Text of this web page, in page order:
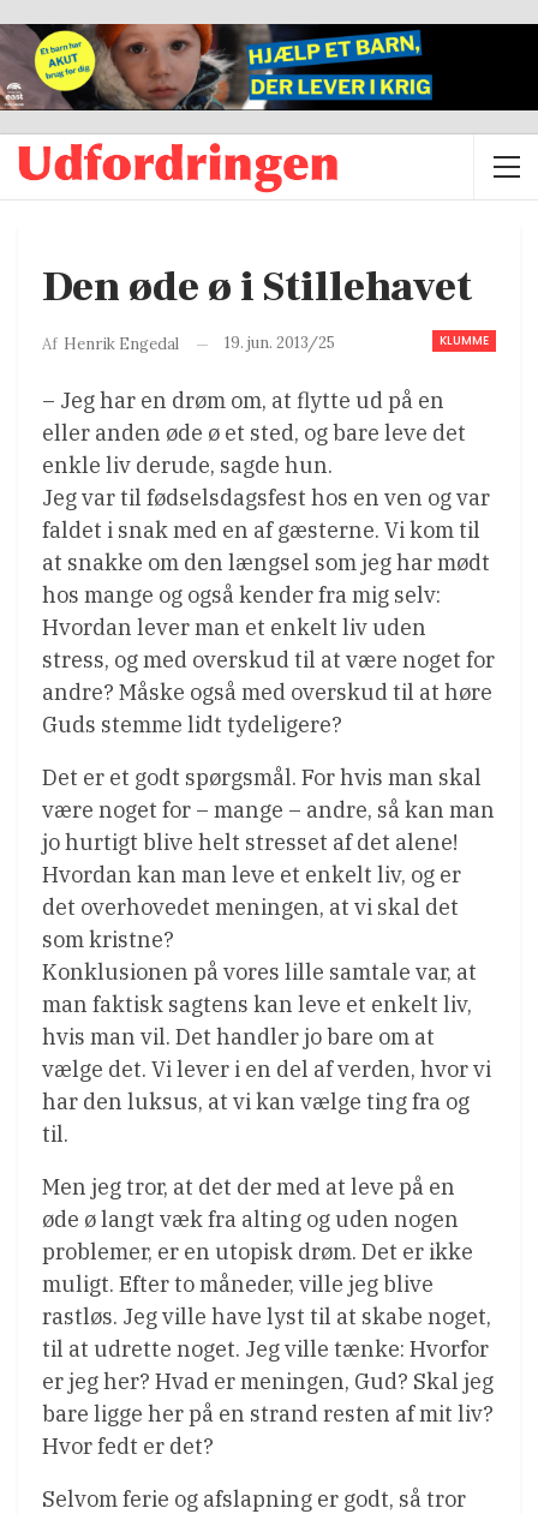
Den øde ø i Stillehavet
KLUMME
Af Henrik Engedal 19. jun. 2013/25
– Jeg har en drøm om, at flytte ud på en
eller anden øde ø et sted, og bare leve det
enkle liv derude, sagde hun.
Jeg var til fødselsdagsfest hos en ven og var
faldet i snak med en af gæsterne. Vi kom til
at snakke om den længsel som jeg har mødt
hos mange og også kender fra mig selv:
Hvordan lever man et enkelt liv uden
stress, og med overskud til at være noget for
andre? Måske også med overskud til at høre
Guds stemme lidt tydeligere?
Det er et godt spørgsmål. For hvis man skal
være noget for – mange – andre, så kan man
jo hurtigt blive helt stresset af det alene!
Hvordan kan man leve et enkelt liv, og er
det overhovedet meningen, at vi skal det
som kristne?
Konklusionen på vores lille samtale var, at
man faktisk sagtens kan leve et enkelt liv,
hvis man vil. Det handler jo bare om at
vælge det. Vi lever i en del af verden, hvor vi
har den luksus, at vi kan vælge ting fra og
til.
Men jeg tror, at det der med at leve på en
øde ø langt væk fra alting og uden nogen
problemer, er en utopisk drøm. Det er ikke
muligt. Efter to måneder, ville jeg blive
rastløs. Jeg ville have lyst til at skabe noget,
til at udrette noget. Jeg ville tænke: Hvorfor
er jeg her? Hvad er meningen, Gud? Skal jeg
bare ligge her på en strand resten af mit liv?
Hvor fedt er det?
Selvom ferie og afslapning er godt, så tror